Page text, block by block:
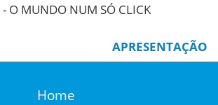
- O MUNDO NUM SÓ CLICK
APRESENTAÇÃO
Home